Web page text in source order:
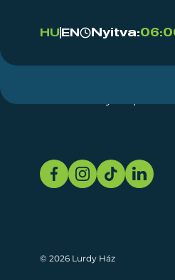
HU EN Nyitva:
© 2026 Lurdy Ház